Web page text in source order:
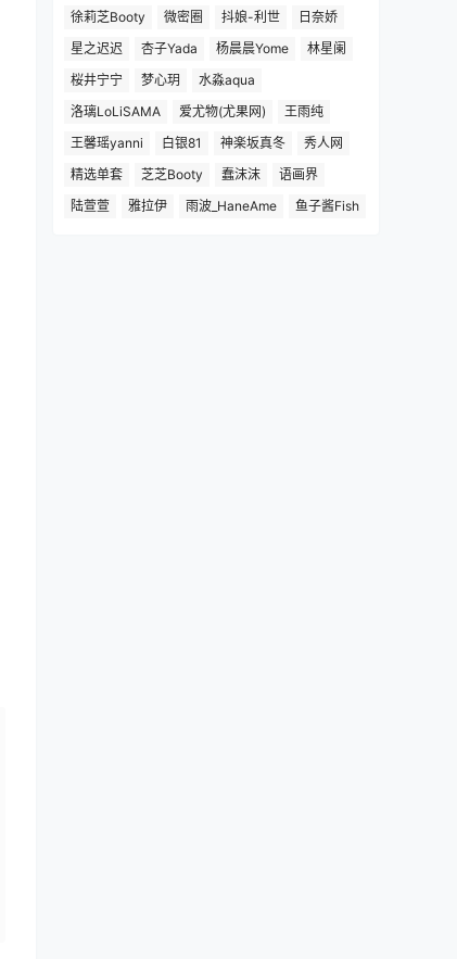
徐莉芝Booty
微密圈 抖娘-利世
日奈娇
星之迟迟
杏子Yada 杨晨晨Yome
林星阑
桜井宁宁
梦心玥
水淼aqua
洛璃LoLiSAMA
爱尤物(尤果网)
王雨纯
王馨瑶yanni
白银81 神楽坂真冬
秀人网
精选单套
芝芝Booty 蠢沫沫
语画界
陆萱萱
雅拉伊 雨波_HaneAme 鱼子酱Fish